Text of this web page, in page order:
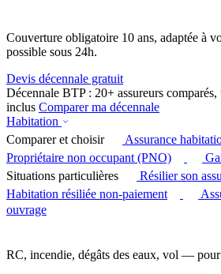
Couverture obligatoire 10 ans, adaptée à
possible sous 24h.
Devis décennale gratuit
Décennale BTP : 20+ assureurs
inclus Comparer ma décennale
Habitation
Comparer et choisir
Assurance
Propriétaire non occupant (PNO)
Situations particulières
Résilier son
Habitation résiliée non-paiement
ouvrage
RC, incendie, dégâts des eaux, vol —